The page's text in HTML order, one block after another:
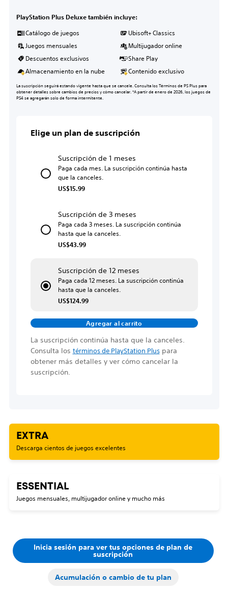
PlayStation Plus Deluxe también incluye:
Catálogo de juegos
Ubisoft+ Classics
Juegos mensuales
Multijugador online
Descuentos exclusivos
Share Play
Almacenamiento en la nube
Contenido exclusivo
La suscripción seguirá estando vigente hasta que se cancele. Consulta los Términos de PS Plus para
obtener detalles sobre cambios de precios y cómo cancelar. *A partir de enero de 2026, los juegos de
PS4 se agregarán solo de forma intermitente.
Elige un plan de suscripción
Suscripción de 1 meses
Paga cada mes. La suscripción continúa hasta
que la canceles.
US$15.99
Suscripción de 3 meses
Paga cada 3 meses. La suscripción continúa
hasta que la canceles.
US$43.99
Suscripción de 12 meses
Paga cada 12 meses. La suscripción continúa
hasta que la canceles.
US$124.99
Agregar al carrito
La suscripción continúa hasta que la canceles.
Consulta los términos de PlayStation Pluspara
obtener más detalles y ver cómo cancelar la
suscripción.
EXTRA
Descarga cientos de juegos excelentes
ESSENTIAL
Juegos mensuales, multijugador online y mucho más
Inicia sesión para ver tus opciones de plan de
suscripción
Acumulación o cambio de tu plan